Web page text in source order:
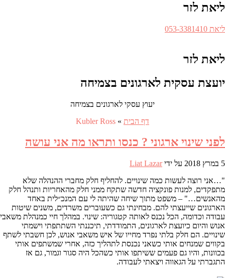
ליאת לזר
מספר
ליאת 053-3381410​
ליאת לזר
יועצת עסקית לארגונים בצמיחה
יעוץ עסקי לארגונים בצמיחה
דף הבית »
Kubler Ross
לפני שינוי ארגוני ? כנסו ותראו מה אני עושה
5 במרץ 2018 על ידיLiat Lazar
"…אני רוצה לעשות כמה שינויים. להחליף חלק מחברי ההנהלה שלא
מתפקדים, למנות פונקציה חדשה שתקח ממני חלק מהאחריות ותנהל חלק
מהאנשים…" – משפט מתוך שיחה שהיתה לי עם המנכ״לית באחד
הארגונים שייעצתי להם. מבחינתי גם כשעוברים משרדים, משנים שיטות
עבודה וכדומה, הכל נכנס לאותה קטגוריה: שינוי. במהלך חיי כמנהלת משאבי
אנוש והיום כיועצת לארגונים, התמודדתי, תיכננתי השתתפתי וישמתי
שינויים. הם חלק בלתי נפרד מחייו של איש משאבי אנוש, לכן חשבתי לשתף
בקווים שמנחים אותי כשאני נכנסת לתהליך כזה, אחרי שמשתפים אותי
בכוונות, והיו גם פעמים ששיתפו אותי כשהכל היה סגור וגמור, גם אז
התגברתי על הגאווה ויצאתי לעבודה.